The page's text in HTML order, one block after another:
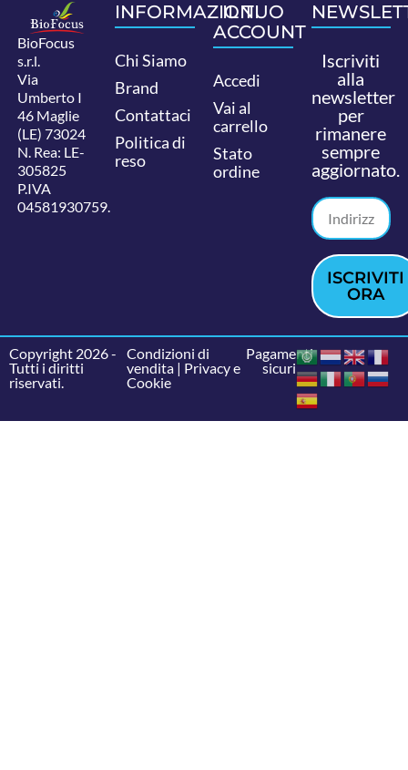
BioFocus
s.r.l.
Via
Umberto I
46 Maglie
(LE) 73024
N. Rea: LE-
305825
P.IVA
04581930759.
INFORMAZIONI
Chi Siamo
Brand
Contattaci
Politica di
reso
IL TUO
ACCOUNT
Accedi
Vai al
carrello
Stato
ordine
Iscriviti
alla
newsletter
per
rimanere
sempre
aggiornato.
ISCRIVITI
ORA
Copyright 2026 -
Tutti i diritti
riservati.
Condizioni di
vendita| Privacy e
Cookie
Pagamenti
sicuri